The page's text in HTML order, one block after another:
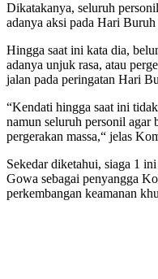
Dikatakanya, seluruh
adanya aksi pada Hari
Hingga saat ini kata dia,
adanya unjuk rasa, atau
jalan pada peringatan Hari
“Kendati hingga saat ini
namun seluruh personil agar
pergerakan massa,“ jelas
Sekedar diketahui, siaga 1
Gowa sebagai penyangga
perkembangan keamanan